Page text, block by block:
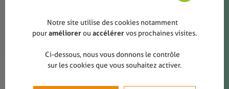
Qui sommes-nous ?
Rapports annuels
Contact
Presse
Notre site utilise des cookies notamment
pouraméliorerou accélérervos prochaines visites.
Ci-dessous, nous vous donnons le contrôle
sur les cookies que vous souhaitez activer.